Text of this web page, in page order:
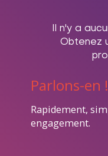
Il n'y a
Obtenez
Parlons-en !
Rapidement,
engagement.